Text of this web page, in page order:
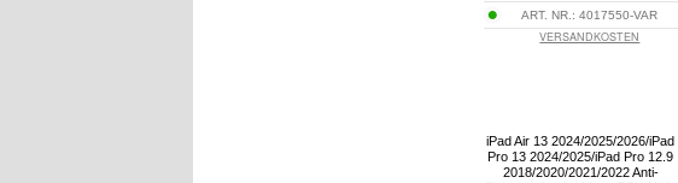
ART. NR.:4017550-VAR
VERSANDKOSTEN
iPad Air 13 2024/2025/2026/iPad
Pro 13 2024/2025/iPad Pro 12.9
2018/2020/2021/2022 Anti-